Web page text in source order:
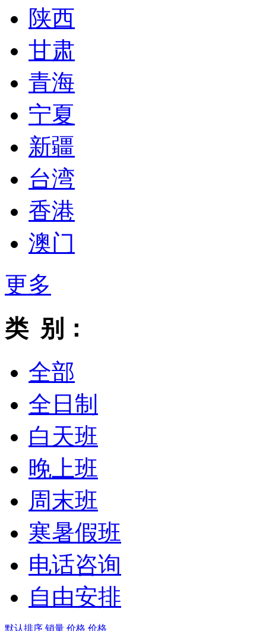
陕西
甘肃
青海
宁夏
新疆
台湾
香港
澳门
更多
类 别：
全部
全日制
白天班
晚上班
周末班
寒暑假班
电话咨询
自由安排
默认排序 销量 价格 价格